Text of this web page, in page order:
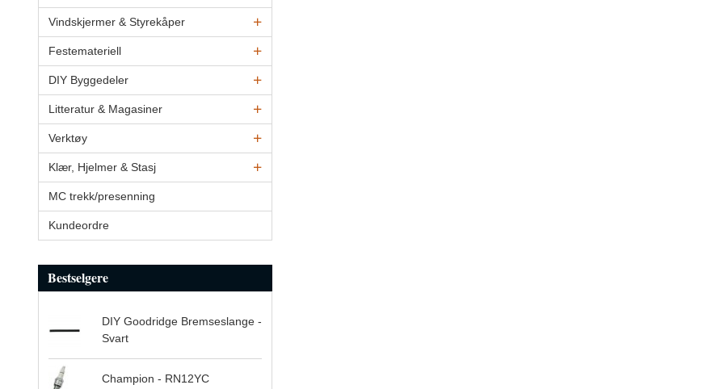
Vindskjermer & Styrekåper
Festemateriell
DIY Byggedeler
Litteratur & Magasiner
Verktøy
Klær, Hjelmer & Stasj
MC trekk/presenning
Kundeordre
Bestselgere
DIY Goodridge Bremseslange -
Svart
Champion - RN12YC